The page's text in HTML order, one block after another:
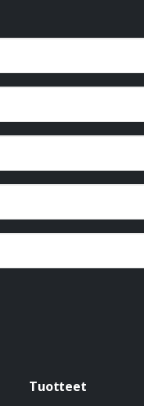
Tuotteet